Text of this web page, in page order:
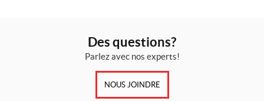
Des questions?
Parlez avec nos experts!
NOUS JOINDRE